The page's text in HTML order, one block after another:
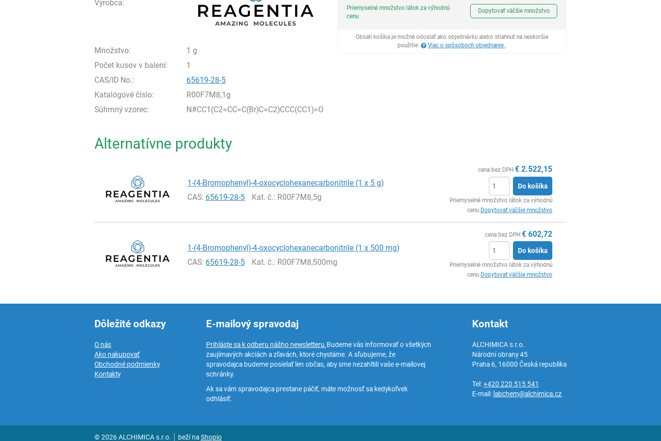
Výrobca:
Množstvo:
1 g
Počet kusov v balení:
1
CAS/ID No.:
65619-28-5
Katalógové číslo:
R00F7M8,1g
Súhrnný vzorec:
N#CC1(C2=CC=C(Br)C=C2)CCC(CC1)=O
Ks
Priemyselné množstvo látok za výhodnú
cenu
Dopytovať väčšie množstvo
Obsah košíka je možné odoslať ako objednávku alebo stiahnuť na neskoršie
použitie.
Viac o spôsoboch objednanie .
Alternatívne produkty
1-(4-Bromophenyl)-4-oxocyclohexanecarbonitrile (1 x 5 g)
CAS: 65619-28-5 Kat. č.: R00F7M8,5g
cena bez DPH € 2.522,15
Do košíka
Priemyselné množstvo látok za výhodnú
cenu Dopytovať väčšie množstvo
1-(4-Bromophenyl)-4-oxocyclohexanecarbonitrile (1 x 500 mg)
CAS: 65619-28-5 Kat. č.: R00F7M8,500mg
cena bez DPH € 602,72
Do košíka
Priemyselné množstvo látok za výhodnú
cenu Dopytovať väčšie množstvo
Dôležité odkazy
O nás
Ako nakupovať
Obchodné podmienky
Kontakty
E-mailový spravodaj
Prihláste sa k odberu nášho newsletteru.Budeme vás informovať o všetkých
zaujímavých akciách a zľavách, ktoré chystáme. A sľubujeme, že
spravodajca budeme posielať len občas, aby sme nezahltili vaše e-mailovej
schránky.
Ak sa vám spravodajca prestane páčiť, máte možnosť sa kedykoľvek
odhlásiť.
Kontakt
ALCHIMICA s.r.o.
Národní obrany 45
Praha 6, 16000 Česká republika
Tel:+420 220 515 541
E-mail: labchem@alchimica.cz
© 2026 ALCHIMICA s.r.o. beží naShopio